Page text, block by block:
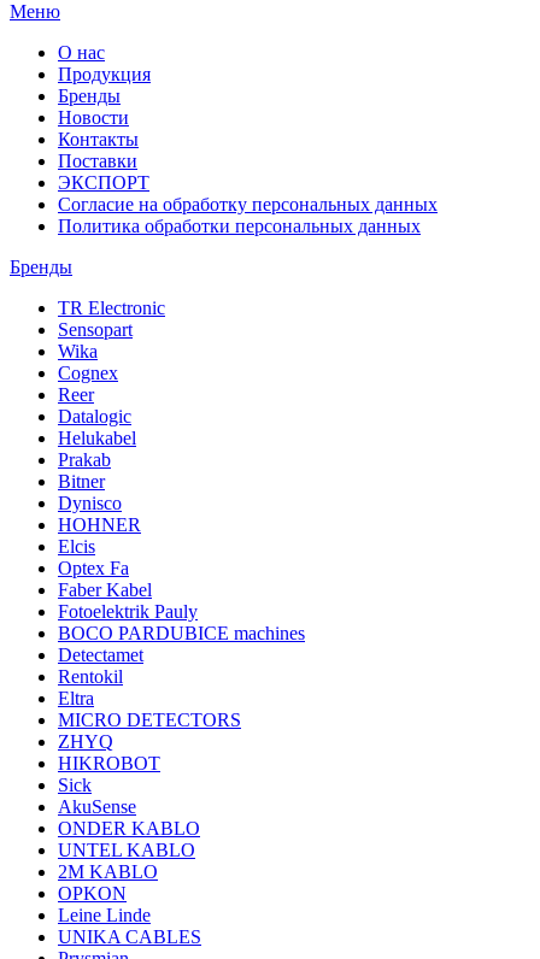
Меню
О нас
Продукция
Бренды
Новости
Контакты
Поставки
ЭКСПОРТ
Согласие на обработку персональных данных
Политика обработки персональных данных
Бренды
TR Electronic
Sensopart
Wika
Cognex
Reer
Datalogic
Helukabel
Prakab
Bitner
Dynisco
HOHNER
Elcis
Optex Fa
Faber Kabel
Fotoelektrik Pauly
BOCO PARDUBICE machines
Detectamet
Rentokil
Eltra
MICRO DETECTORS
ZHYQ
HIKROBOT
Sick
AkuSense
ONDER KABLO
UNTEL KABLO
2M KABLO
OPKON
Leine Linde
UNIKA CABLES